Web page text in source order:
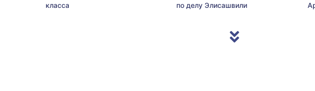
класса
по делу Элисашвили